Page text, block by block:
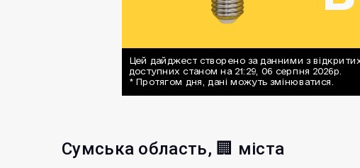
Сумська область, 🏢 міста